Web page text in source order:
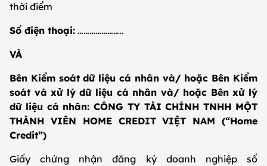
thời điểm
Số điện thoại: …………………..
VÀ
Bên Kiểm soát dữ liệu cá nhân và/ hoặc Bên Kiểm
soát và xử lý dữ liệu cá nhân và/ hoặc Bên xử lý
dữ liệu cá nhân: CÔNG TY TÀI CHÍNH TNHH MỘT
THÀNH VIÊN HOME CREDIT VIỆT NAM (“Home
Credit”)
Giấy chứng nhận đăng ký doanh nghiệp số